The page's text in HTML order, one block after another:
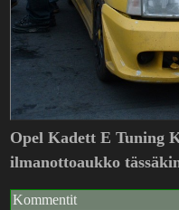
Opel Kadett E Tuning
ilmanottoaukko
Kommentit